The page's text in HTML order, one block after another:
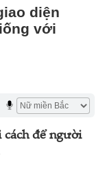
diện
với
để người